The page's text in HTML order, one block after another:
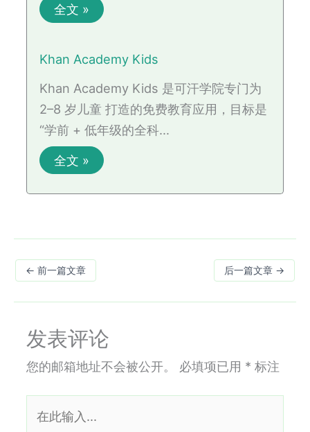
全文 »
Khan Academy Kids
Khan Academy Kids 是可汗学院专门为
2–8 岁儿童 打造的免费教育应用，目标是
“学前 + 低年级的全科…
全文 »
← 前一篇文章 后一篇文章 →
发表评论
您的邮箱地址不会被公开。 必填项已用 * 标注